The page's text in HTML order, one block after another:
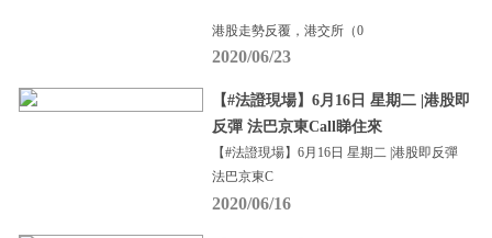
港股走勢反覆，港交所（0
2020/06/23
【#法證現場】6月16日 星期二 |港股即
反彈 法巴京東Call睇住來
【#法證現場】6月16日 星期二 |港股即反彈
法巴京東C
2020/06/16